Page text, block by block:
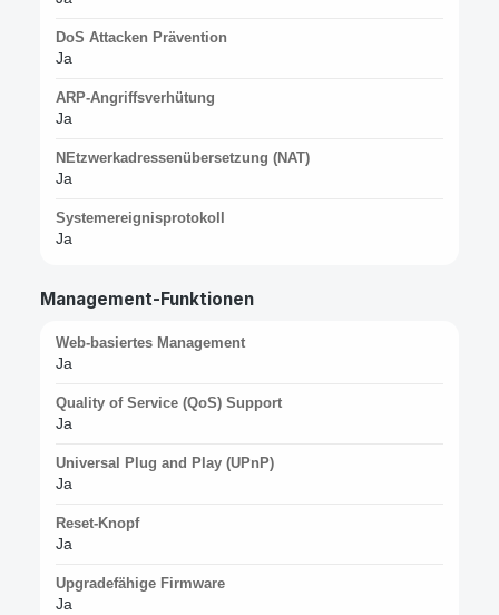
DoS Attacken Prävention
Ja
ARP-Angriffsverhütung
Ja
NEtzwerkadressenübersetzung (NAT)
Ja
Systemereignisprotokoll
Ja
Management-Funktionen
Web-basiertes Management
Ja
Quality of Service (QoS) Support
Ja
Universal Plug and Play (UPnP)
Ja
Reset-Knopf
Ja
Upgradefähige Firmware
Ja